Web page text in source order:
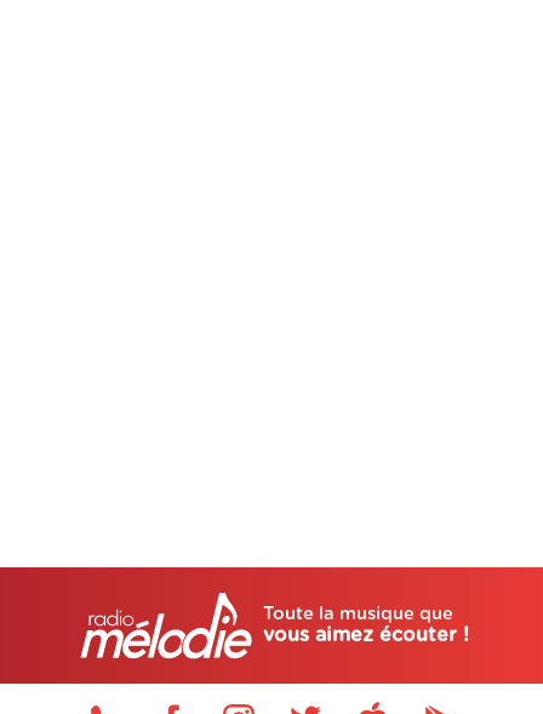
Toute la musique que
vous aimez écouter !